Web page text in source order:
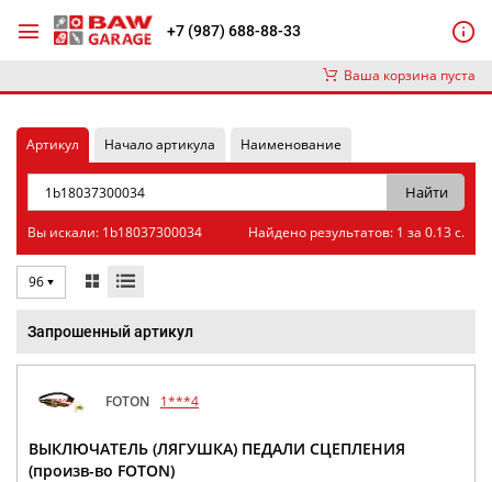
+7 (987) 688-88-33
Ваша корзина пуста
Артикул Начало артикула Наименование
Вы искали: 1b18037300034 Найдено результатов: 1 за 0.13 с.
96
Запрошенный артикул
FOTON 1***4
ВЫКЛЮЧАТЕЛЬ (ЛЯГУШКА) ПЕДАЛИ СЦЕПЛЕНИЯ
(произв-во FOTON)